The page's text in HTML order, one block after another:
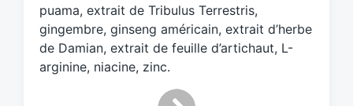
t
h
puama, extrait de Tribulus Terrestris,
gingembre, ginseng américain, extrait d’herbe
de Damian, extrait de feuille d’artichaut, L-
arginine, niacine, zinc.